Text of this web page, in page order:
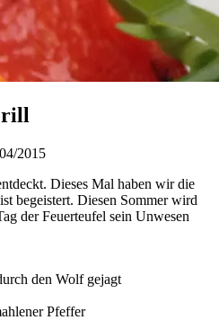
2015
Dieses Mal haben wir die
begeistert. Diesen Sommer wird
der Feuerteufel sein Unwesen
den Wolf gejagt
Pfeffer